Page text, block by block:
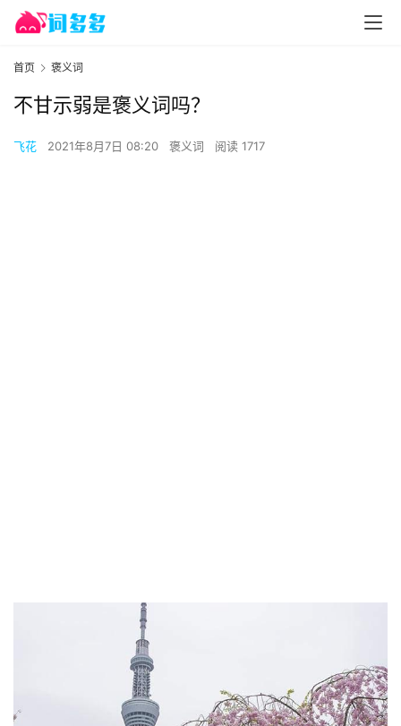
首页 褒义词
不甘示弱是褒义词吗？
飞花 2021年8月7日 08:20 褒义词 阅读 1717